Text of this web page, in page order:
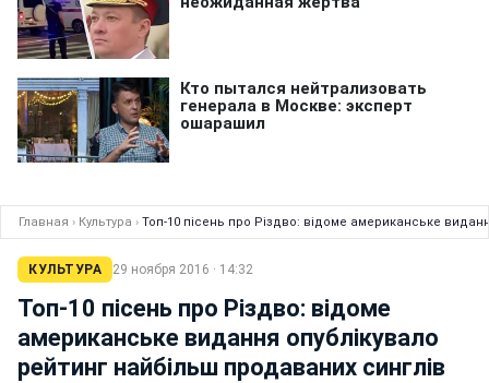
Главная › Культура › Топ-10 пісень про Різдво: відоме американське
КУЛЬТУРА 29 ноября 2016 · 14:32
Топ-10 пісень про Різдво: відоме
американське видання опублікувало
рейтинг найбільш продаваних синглів